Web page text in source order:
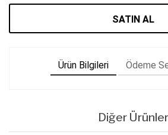
SATIN AL
Ürün Bilgileri Ödeme
Diğer Ürünler